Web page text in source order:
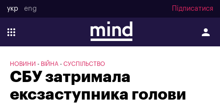
укр eng Підписатися
НОВИНИ ВІЙНА СУСПІЛЬСТВО
СБУ затримала
ексзаступника голови